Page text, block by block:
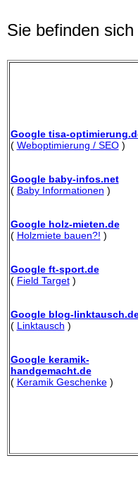
Sie befinden
Google tisa-
( Weboptimierung / SEO)
Google baby-infos.net
( Baby Informationen )
Google holz-mieten.de
( Holzmiete bauen?! )
Google ft-sport.de
( Field Target)
Google blog-
( Linktausch )
Google keramik-
handgemacht.de
( Keramik Geschenke)